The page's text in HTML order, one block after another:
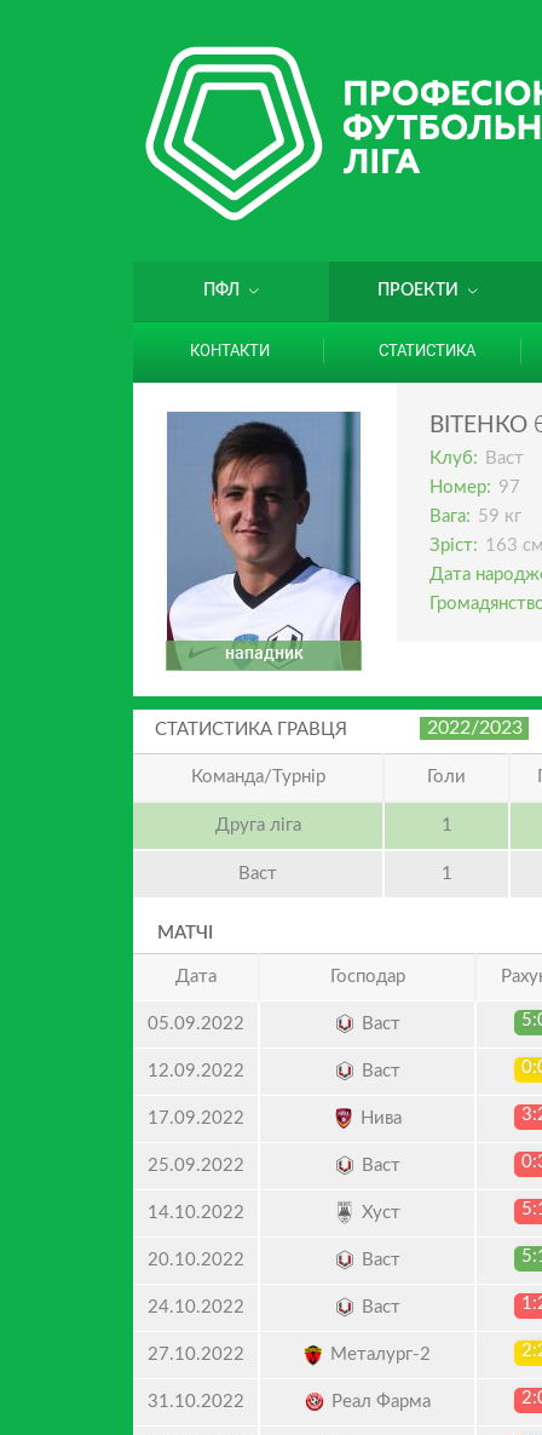
ПФЛ ПРОЕКТИ
КОНТАКТИ СТАТИСТИКА
нападник
ВІТЕНКО
Клуб:
Васт
Номер: 97
Вага: 59 кг
Зріст: 163
Дата
СТАТИСТИКА ГРАВЦЯ 2022/2023
Команда/Турнір Голи
Друга ліга 1
Васт 1
МАТЧІ
Дата Господар
05.09.2022 Васт
12.09.2022 Васт
17.09.2022 Нива
25.09.2022 Васт
14.10.2022 Хуст
20.10.2022 Васт
24.10.2022 Васт
27.10.2022 Металург-2
31.10.2022 Реал Фарма